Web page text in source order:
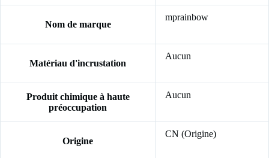
Nom de marque
mprainbow
Matériau d'incrustation
Aucun
Produit chimique à haute
préoccupation
Aucun
Origine
CN (Origine)